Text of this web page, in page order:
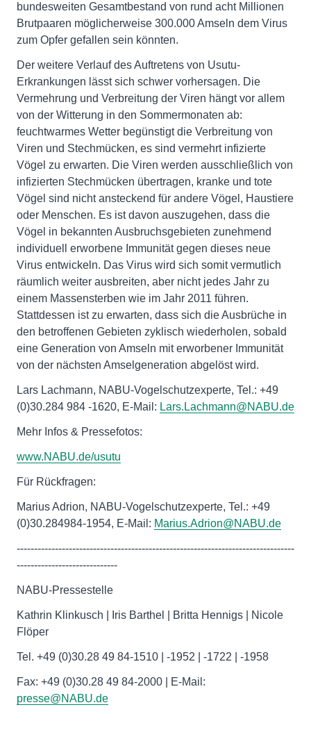
bundesweiten Gesamtbestand von rund acht Millionen
Brutpaaren möglicherweise 300.000 Amseln dem Virus
zum Opfer gefallen sein könnten.
Der weitere Verlauf des Auftretens von Usutu-
Erkrankungen lässt sich schwer vorhersagen. Die
Vermehrung und Verbreitung der Viren hängt vor allem
von der Witterung in den Sommermonaten ab:
feuchtwarmes Wetter begünstigt die Verbreitung von
Viren und Stechmücken, es sind vermehrt infizierte
Vögel zu erwarten. Die Viren werden ausschließlich von
infizierten Stechmücken übertragen, kranke und tote
Vögel sind nicht ansteckend für andere Vögel, Haustiere
oder Menschen. Es ist davon auszugehen, dass die
Vögel in bekannten Ausbruchsgebieten zunehmend
individuell erworbene Immunität gegen dieses neue
Virus entwickeln. Das Virus wird sich somit vermutlich
räumlich weiter ausbreiten, aber nicht jedes Jahr zu
einem Massensterben wie im Jahr 2011 führen.
Stattdessen ist zu erwarten, dass sich die Ausbrüche in
den betroffenen Gebieten zyklisch wiederholen, sobald
eine Generation von Amseln mit erworbener Immunität
von der nächsten Amselgeneration abgelöst wird.
Lars Lachmann, NABU-Vogelschutzexperte, Tel.: +49
(0)30.284 984 -1620, E-Mail: Lars.Lachmann@NABU.de
Mehr Infos & Pressefotos:
www.NABU.de/usutu
Für Rückfragen:
Marius Adrion, NABU-Vogelschutzexperte, Tel.: +49
(0)30.284984-1954, E-Mail: Marius.Adrion@NABU.de
--------------------------------------------------------------------------------
-----------------------------
NABU-Pressestelle
Kathrin Klinkusch | Iris Barthel | Britta Hennigs | Nicole
Flöper
Tel. +49 (0)30.28 49 84-1510 | -1952 | -1722 | -1958
Fax: +49 (0)30.28 49 84-2000 | E-Mail:
presse@NABU.de